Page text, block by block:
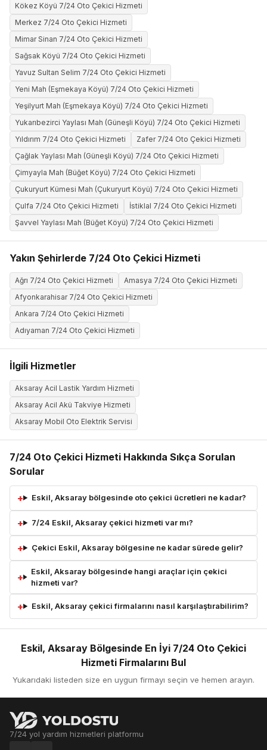
Kökez Köyü 7/24 Oto Çekici Hizmeti
Merkez 7/24 Oto Çekici Hizmeti
Mimar Sinan 7/24 Oto Çekici Hizmeti
Sağsak Köyü 7/24 Oto Çekici Hizmeti
Yavuz Sultan Selim 7/24 Oto Çekici Hizmeti
Yeni Mah (Eşmekaya Köyü) 7/24 Oto Çekici Hizmeti
Yeşilyurt Mah (Eşmekaya Köyü) 7/24 Oto Çekici Hizmeti
Yukarıbezirci Yaylası Mah (Güneşli Köyü) 7/24 Oto Çekici Hizmeti
Yıldırım 7/24 Oto Çekici Hizmeti
Zafer 7/24 Oto Çekici Hizmeti
Çağlak Yaylası Mah (Güneşli Köyü) 7/24 Oto Çekici Hizmeti
Çimyayla Mah (Büğet Köyü) 7/24 Oto Çekici Hizmeti
Çukuryurt Kümesi Mah (Çukuryurt Köyü) 7/24 Oto Çekici Hizmeti
Çulfa 7/24 Oto Çekici Hizmeti
İstiklal 7/24 Oto Çekici Hizmeti
Şavvel Yaylası Mah (Büğet Köyü) 7/24 Oto Çekici Hizmeti
Yakın Şehirlerde 7/24 Oto Çekici Hizmeti
Ağrı 7/24 Oto Çekici Hizmeti
Amasya 7/24 Oto Çekici Hizmeti
Afyonkarahisar 7/24 Oto Çekici Hizmeti
Ankara 7/24 Oto Çekici Hizmeti
Adıyaman 7/24 Oto Çekici Hizmeti
İlgili Hizmetler
Aksaray Acil Lastik Yardım Hizmeti
Aksaray Acil Akü Takviye Hizmeti
Aksaray Mobil Oto Elektrik Servisi
7/24 Oto Çekici Hizmeti Hakkında Sıkça Sorulan
Sorular
Eskil, Aksaray bölgesinde oto çekici ücretleri ne kadar?
7/24 Eskil, Aksaray çekici hizmeti var mı?
Çekici Eskil, Aksaray bölgesine ne kadar sürede gelir?
Eskil, Aksaray bölgesinde hangi araçlar için çekici
hizmeti var?
Eskil, Aksaray çekici firmalarını nasıl karşılaştırabilirim?
Eskil, Aksaray Bölgesinde En İyi 7/24 Oto Çekici
Hizmeti Firmalarını Bul
Yukarıdaki listeden size en uygun firmayı seçin ve hemen arayın.
7/24 yol yardım hizmetleri platformu